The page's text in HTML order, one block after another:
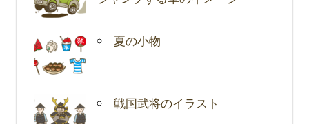
夏の小物
戦国武将のイラスト